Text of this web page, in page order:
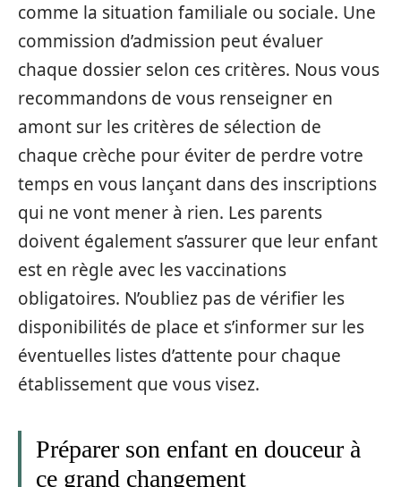
comme la situation familiale ou sociale. Une
commission d’admission peut évaluer
chaque dossier selon ces critères. Nous vous
recommandons de vous renseigner en
amont sur les critères de sélection de
chaque crèche pour éviter de perdre votre
temps en vous lançant dans des inscriptions
qui ne vont mener à rien. Les parents
doivent également s’assurer que leur enfant
est en règle avec les vaccinations
obligatoires. N’oubliez pas de vérifier les
disponibilités de place et s’informer sur les
éventuelles listes d’attente pour chaque
établissement que vous visez.
Préparer son enfant en douceur à
ce grand changement